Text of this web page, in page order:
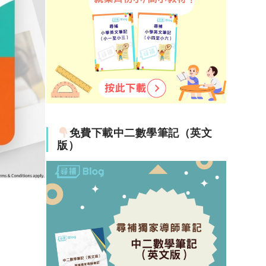
免費下載中二數學筆記（英文
版）